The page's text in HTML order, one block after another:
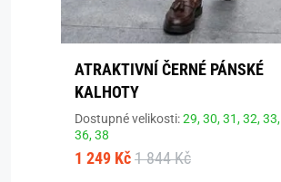
ATRAKTIVNÍ ČERNÉ PÁNSKÉ
KALHOTY
Dostupné velikosti:29,30,31,32,33,
36,38
1 249 Kč 1 844 Kč